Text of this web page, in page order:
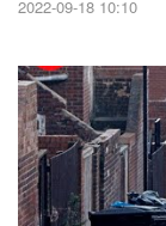
2022-09-18 10:10